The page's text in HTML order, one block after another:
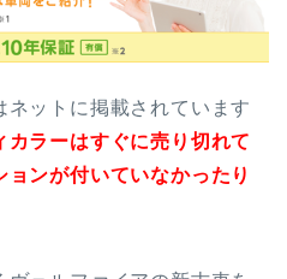
ネットに掲載されています
カラーはすぐに売り切れて
ンが付いていなかったり